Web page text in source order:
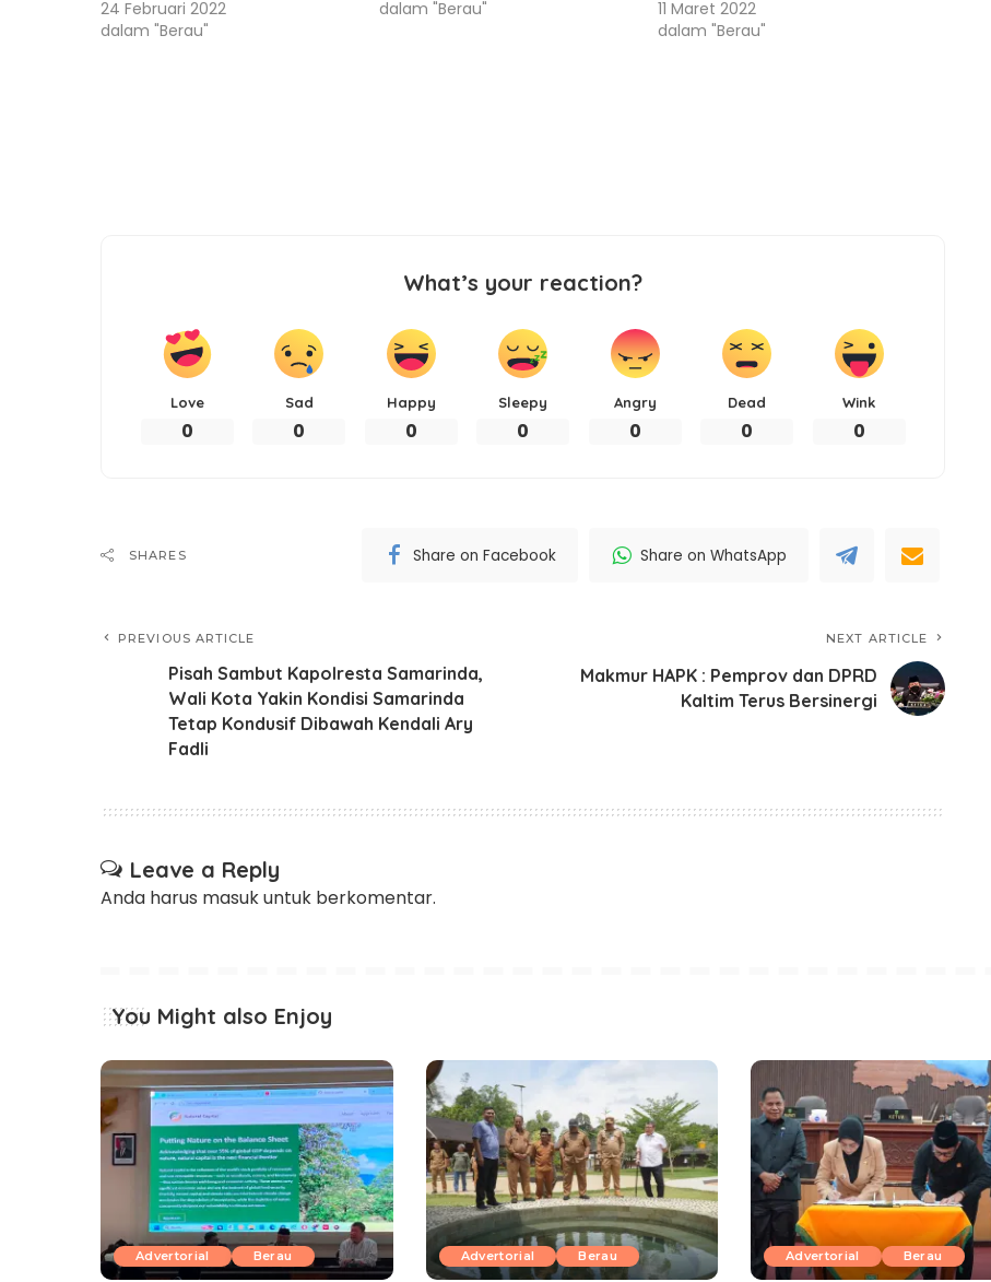
24 Februari 2022
dalam "Berau"
dalam "Berau"
11 Maret 2022
dalam "Berau"
What’s your reaction?
Love
0
Sad
0
Happy
0
Sleepy
0
Angry
0
Dead
0
Wink
0
SHARES Share on Facebook Share on WhatsApp
PREVIOUS ARTICLE
Pisah Sambut Kapolresta Samarinda,
Wali Kota Yakin Kondisi Samarinda
Tetap Kondusif Dibawah Kendali Ary
Fadli
NEXT ARTICLE
Makmur HAPK : Pemprov dan DPRD
Kaltim Terus Bersinergi
Leave a Reply
Anda harus masukuntuk berkomentar.
You Might also Enjoy
Advertorial Berau Advertorial Berau Advertorial Berau